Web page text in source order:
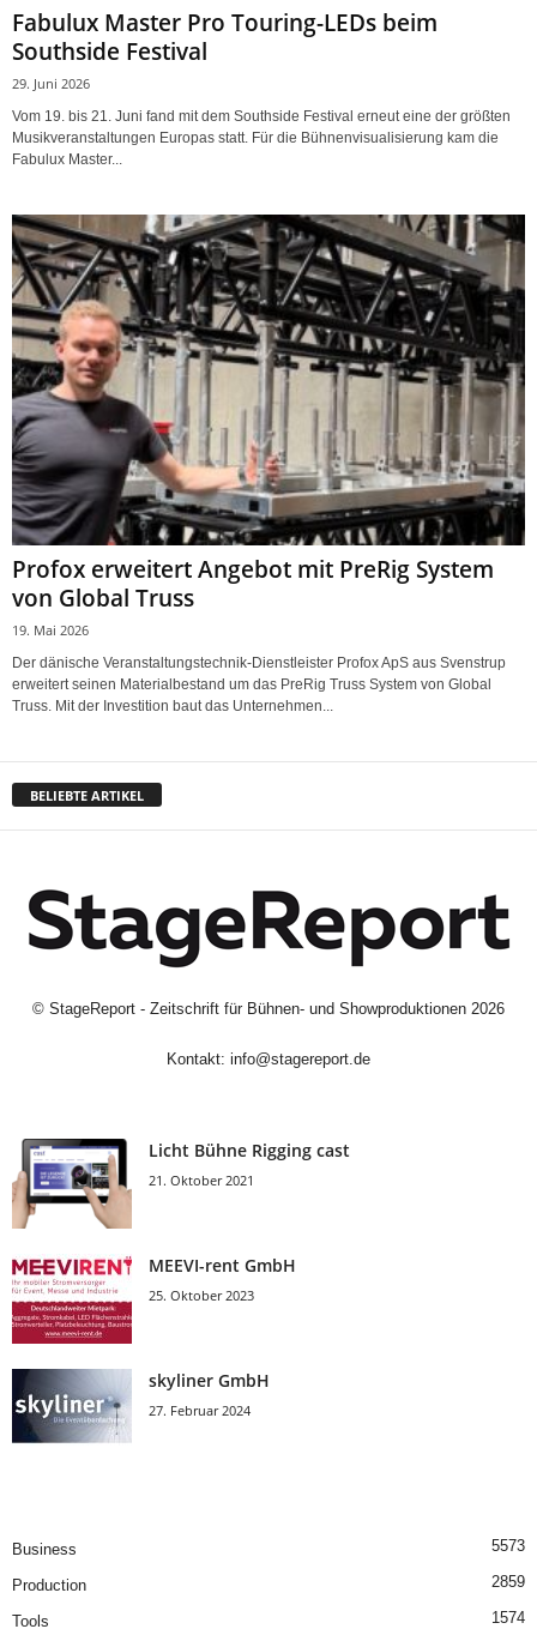
Fabulux Master Pro Touring-LEDs beim
Southside Festival
29. Juni 2026
Vom 19. bis 21. Juni fand mit dem Southside Festival erneut eine der größten
Musikveranstaltungen Europas statt. Für die Bühnenvisualisierung kam die
Fabulux Master...
Profox erweitert Angebot mit PreRig System
von Global Truss
19. Mai 2026
Der dänische Veranstaltungstechnik-Dienstleister Profox ApS aus Svenstrup
erweitert seinen Materialbestand um das PreRig Truss System von Global
Truss. Mit der Investition baut das Unternehmen...
BELIEBTE ARTIKEL
© StageReport - Zeitschrift für Bühnen- und Showproduktionen 2026
Kontakt: info@stagereport.de
Licht Bühne Rigging cast
21. Oktober 2021
MEEVI-rent GmbH
25. Oktober 2023
skyliner GmbH
27. Februar 2024
Business 5573
Production 2859
Tools 1574